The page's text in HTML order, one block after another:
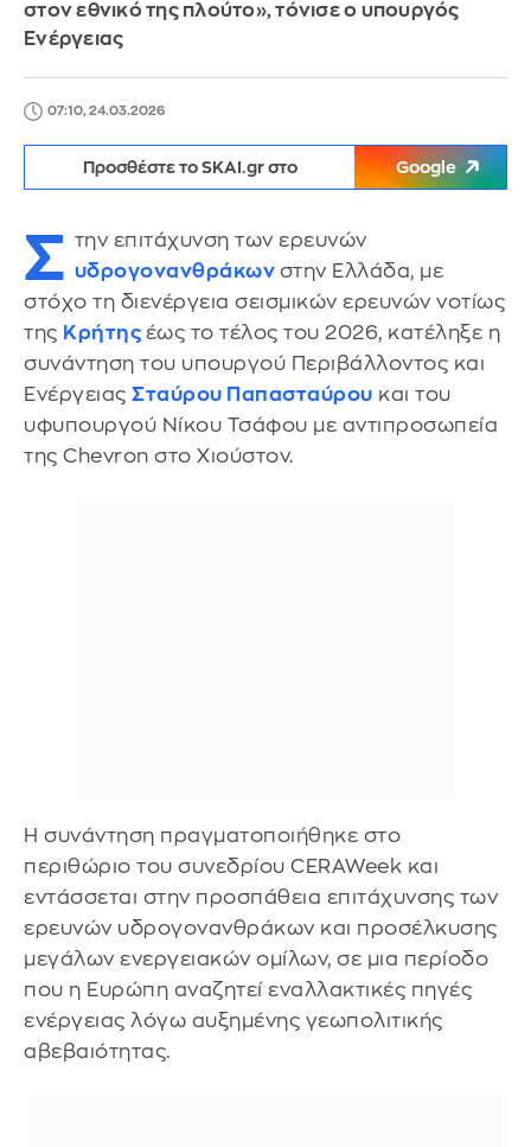
στον εθνικό της πλούτο», τόνισε ο υπουργός
Ενέργειας
07:10, 24.03.2026
Προσθέστε το SKAI.gr στο Google
Σ την επιτάχυνση των ερευνών
υδρογονανθράκων στην Ελλάδα, με
στόχο τη διενέργεια σεισμικών ερευνών νοτίως
της Κρήτης έως το τέλος του 2026, κατέληξε η
συνάντηση του υπουργού Περιβάλλοντος και
Ενέργειας Σταύρου Παπασταύρου και του
υφυπουργού Νίκου Τσάφου με αντιπροσωπεία
της Chevron στο Χιούστον.
Η συνάντηση πραγματοποιήθηκε στο
περιθώριο του συνεδρίου CERAWeek και
εντάσσεται στην προσπάθεια επιτάχυνσης των
ερευνών υδρογονανθράκων και προσέλκυσης
μεγάλων ενεργειακών ομίλων, σε μια περίοδο
που η Ευρώπη αναζητεί εναλλακτικές πηγές
ενέργειας λόγω αυξημένης γεωπολιτικής
αβεβαιότητας.